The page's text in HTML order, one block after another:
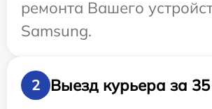
ремонта Вашего
Samsung.
2
Выезд курьера за